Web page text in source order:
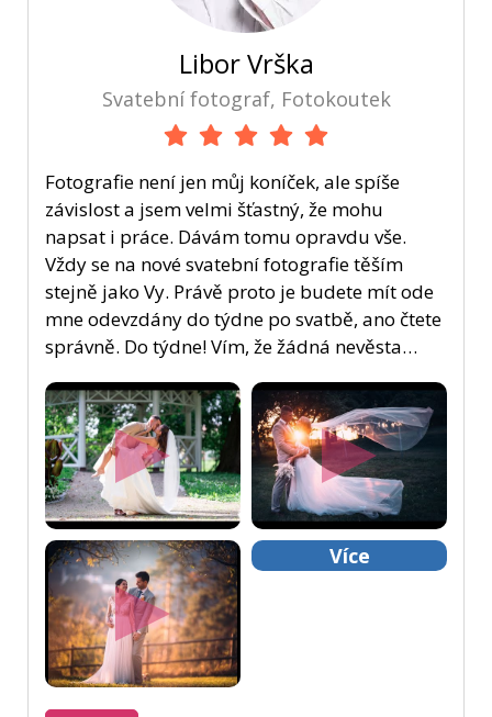
Libor Vrška
Svatební fotograf, Fotokoutek
Fotografie není jen můj koníček, ale spíše
závislost a jsem velmi šťastný, že mohu
napsat i práce. Dávám tomu opravdu vše.
Vždy se na nové svatební fotografie těším
stejně jako Vy. Právě proto je budete mít ode
mne odevzdány do týdne po svatbě, ano čtete
správně. Do týdne! Vím, že žádná nevěsta…
Více